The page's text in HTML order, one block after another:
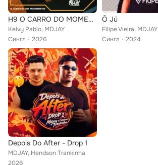
H9 O CARRO DO MOMENTO
Kelvy Pablo, MDJAY
Сингл
2026
Ô Jú
Filipe Vieira, MDJAY
Сингл
2024
Depois Do After - Drop 1
MDJAY, Hendson Trankinha
2026